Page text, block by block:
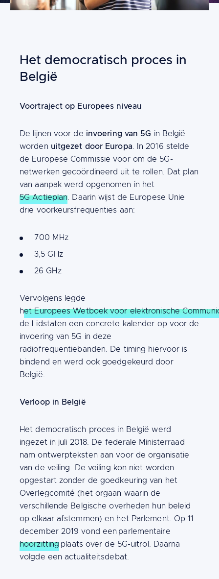
Het democratisch proces in
België
Content
Voortraject op Europees niveau
De lijnen voor de invoering van 5G in België
worden uitgezet door Europa. In 2016 stelde
de Europese Commissie voor om de 5G-
netwerken gecoördineerd uit te rollen. Dat plan
van aanpak werd opgenomen in het
5G Actieplan. Daarin wijst de Europese Unie
drie voorkeursfrequenties aan:
700 MHz
3,5 GHz
26 GHz
Vervolgens legde
het Europees Wetboek voor elektronische
de Lidstaten een concrete kalender op voor de
invoering van 5G in deze
radiofrequentiebanden. De timing hiervoor is
bindend en werd ook goedgekeurd door
België.
Verloop in België
Het democratisch proces in België werd
ingezet in juli 2018. De federale Ministerraad
nam ontwerpteksten aan voor de organisatie
van de veiling. De veiling kon niet worden
opgestart zonder de goedkeuring van het
Overlegcomité (het orgaan waarin de
verschillende Belgische overheden hun beleid
op elkaar afstemmen) en het Parlement. Op 11
december 2019 vond een parlementaire
hoorzitting plaats over de 5G-uitrol. Daarna
volgde een actualiteitsdebat.